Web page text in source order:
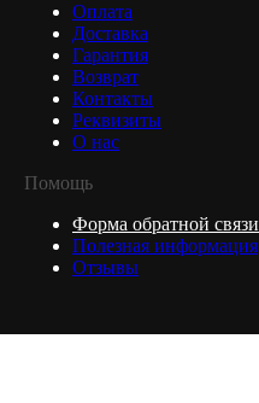
Оплата
Доставка
Гарантия
Возврат
Контакты
Реквизиты
О нас
Помощь
Форма обратной связи
Полезная информация
Отзывы